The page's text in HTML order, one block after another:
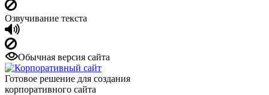
Озвучивание текста
Обычная версия сайта
Готовое решение для создания
корпоративного сайта